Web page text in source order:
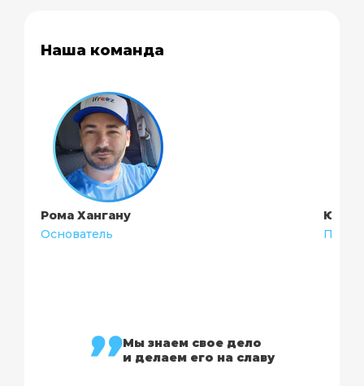
Наша команда
Рома Хангану
Основатель
Юра
Мы знаем свое дело
и делаем его на славу